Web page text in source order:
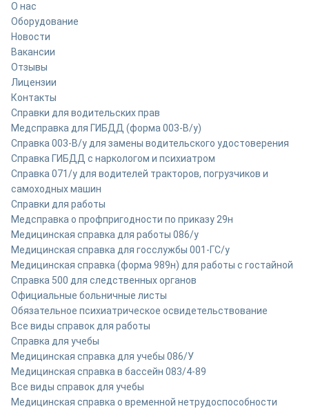
О нас
Оборудование
Новости
Вакансии
Отзывы
Лицензии
Контакты
Справки для водительских прав
Медсправка для ГИБДД (форма 003-В/у)
Справка 003-В/у для замены водительского удостоверения
Справка ГИБДД с наркологом и психиатром
Справка 071/у для водителей тракторов, погрузчиков и
самоходных машин
Справки для работы
Медсправка о профпригодности по приказу 29н
Медицинская справка для работы 086/у
Медицинская справка для госслужбы 001-ГС/у
Медицинская справка (форма 989н) для работы с гостайной
Справка 500 для следственных органов
Официальные больничные листы
Обязательное психиатрическое освидетельствование
Все виды справок для работы
Справка для учебы
Медицинская справка для учебы 086/У
Медицинская справка в бассейн 083/4-89
Все виды справок для учебы
Медицинская справка о временной нетрудоспособности